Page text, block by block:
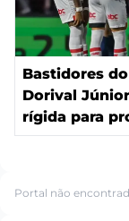
Bastidores
Dorival
rígida para
Portal não